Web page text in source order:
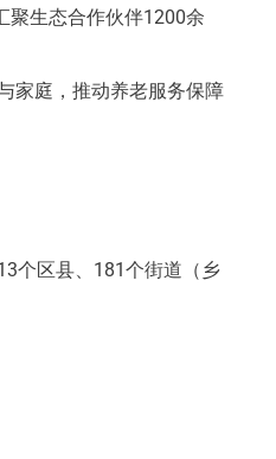
聚生态合作伙伴1200余
家庭，推动养老服务保障
个区县、181个街道（乡